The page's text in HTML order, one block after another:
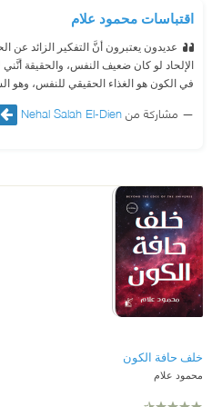
اقتباسات محمود علام
عديدون يعتبرون أنَّ التفكير الزائد عن
الإلحاد لو كان ضعيف النفس، والحقيقة أنَّني
في الكون هو الغذاء الحقيقي للنفس، وهو
مشاركة منNehal Salah El-Dien
خلف حافة الكون
محمود علام